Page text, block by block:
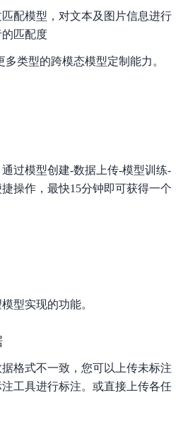
配模型，对文本及图片信息进行
匹配度
类型的跨模态模型定制能力。
过模型创建-数据上传-模型训练-
操作，最快15分钟即可获得一个
型实现的功能。
格式不一致，您可以上传未标注
工具进行标注。或直接上传各任